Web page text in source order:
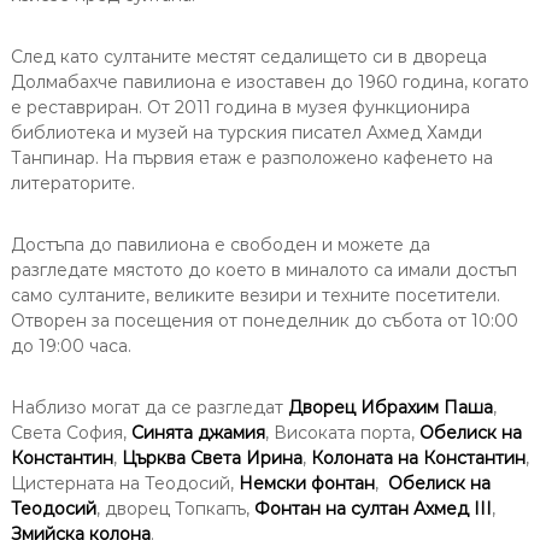
След като султаните местят седалището си в двореца
Долмабахче павилиона е изоставен до 1960 година, когато
е реставриран. От 2011 година в музея функционира
библиотека и музей на турския писател Ахмед Хамди
Танпинар. На първия етаж е разположено кафенето на
литераторите.
Достъпа до павилиона е свободен и можете да
разгледате мястото до което в миналото са имали достъп
само султаните, великите везири и техните посетители.
Отворен за посещения от понеделник до събота от 10:00
до 19:00 часа.
Наблизо могат да се разгледат Дворец Ибрахим Паша,
Света София, Синята джамия, Високата порта, Обелиск на
Константин, Църква Света Ирина, Колоната на Константин,
Цистерната на Теодосий, Немски фонтан, Oбелиск на
Теодосий, дворец Топкапъ, Фонтан на султан Ахмед III,
Змийска колона.